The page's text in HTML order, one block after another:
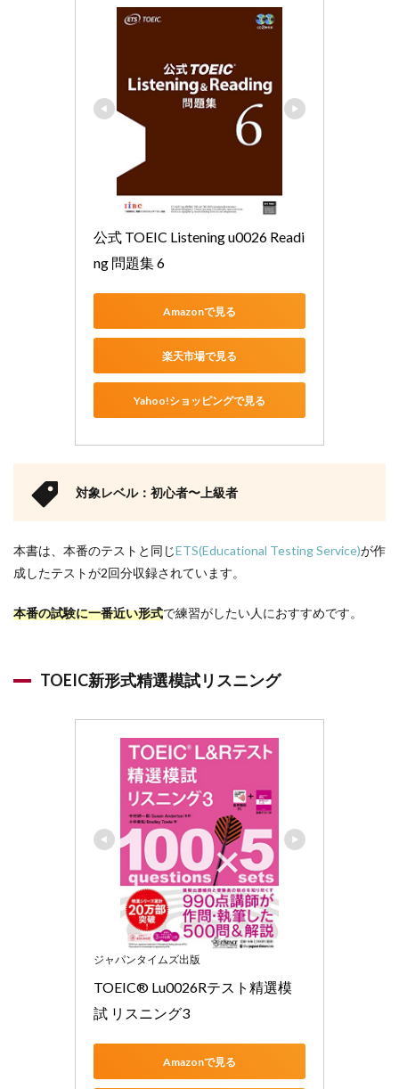
公式 TOEIC Listening u0026 Readi
ng 問題集 6
Amazonで見る
楽天市場で見る
Yahoo!ショッピングで見る
対象レベル：初心者〜上級者
本書は、本番のテストと同じETS(Educational Testing Service)が作
成したテストが2回分収録されています。
本番の試験に一番近い形式で練習がしたい人におすすめです。
TOEIC新形式精選模試リスニング
ジャパンタイムズ出版
TOEIC® Lu0026Rテスト精選模
試 リスニング3
Amazonで見る